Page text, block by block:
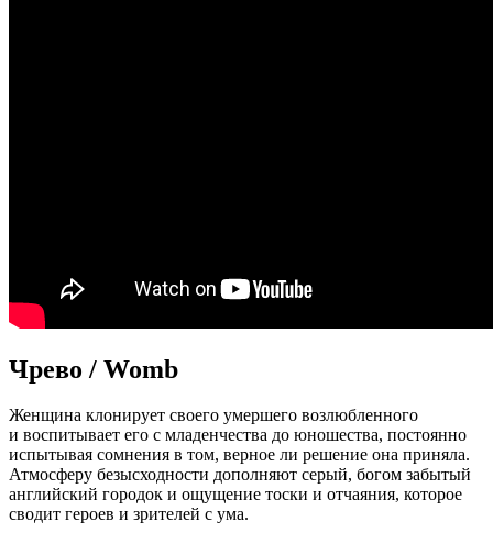
Чрево / Womb
Женщина клонирует своего умершего возлюбленного
и воспитывает его с младенчества до юношества, постоянно
испытывая сомнения в том, верное ли решение она приняла.
Атмосферу безысходности дополняют серый, богом забытый
английский городок и ощущение тоски и отчаяния, которое
сводит героев и зрителей с ума.